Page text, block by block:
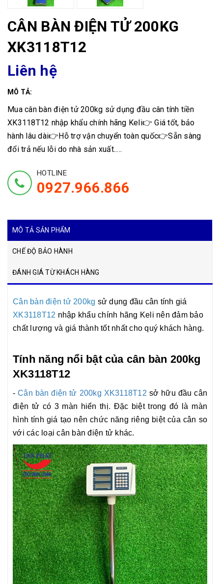
CÂN BÀN ĐIỆN TỬ 200KG
XK3118T12
Liên hệ
MÔ TẢ:
Mua cân bàn điện tử 200kg sử dụng đầu cân tính tiền
XK3118T12 nhập khẩu chính hãng Keli👉 Giá tốt, bảo
hành lâu dài👉Hỗ trợ vận chuyển toàn quốc👉Sẵn sàng
đổi trả nếu lỗi do nhà sản xuất.....
HOTLINE
0927.966.866
MÔ TẢ SẢN PHẨM
CHẾ ĐỘ BẢO HÀNH
ĐÁNH GIÁ TỪ KHÁCH HÀNG
Cân bàn điện tử 200kg sử dụng đầu cân tính giá
XK3118T12 nhập khẩu chính hãng Keli nên đảm bảo
chất lượng và giá thành tốt nhất cho quý khách hàng.
Tính năng nổi bật của cân bàn 200kg
XK3118T12
-Cân bàn điện tử 200kg XK3118T12 sở hữu đầu cân
điện tử có 3 màn hiển thị. Đặc biệt trong đó là màn
hình tính giá tạo nên chức năng riêng biệt của cân so
với các loại cân bàn điện tử khác.